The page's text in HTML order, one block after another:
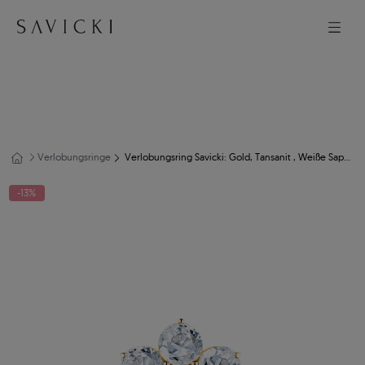
Verlobungsringe Verlobungsring Savicki: Gold, Tansanit , Weiße Saphire
-13%